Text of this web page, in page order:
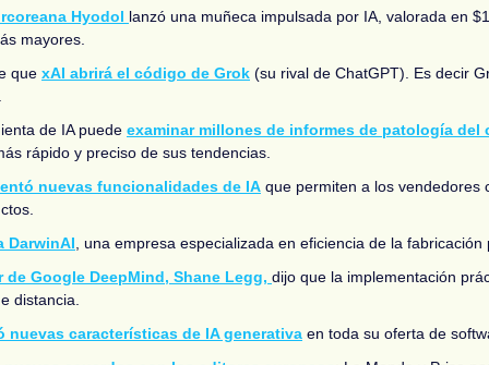
Hyodol lanzó una muñeca impulsada por IA, valorada en
mayores.
que xAI abrirá el código de Grok (su rival de ChatGPT). Es decir
de IA puede examinar millones de informes de patología del
rápido y preciso de sus tendencias.
nuevas funcionalidades de IA que permiten a los vendedores
DarwinAI , una empresa especializada en eficiencia de la
Google DeepMind, Shane Legg, dijo que la implementación
distancia.
nuevas características de IA generativa en toda su oferta de